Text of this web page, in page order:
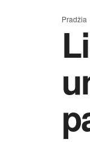
Pradžia